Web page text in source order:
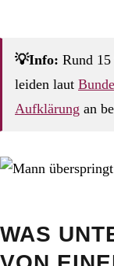
💡Info: Rund
leiden laut
Aufklärung an
WAS